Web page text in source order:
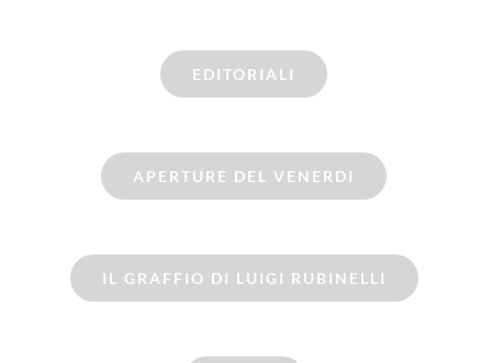
EDITORIALI
APERTURE DEL VENERDI
IL GRAFFIO DI LUIGI RUBINELLI